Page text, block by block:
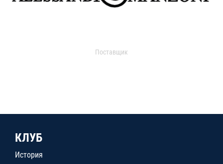
Поставщик
КЛУБ
История